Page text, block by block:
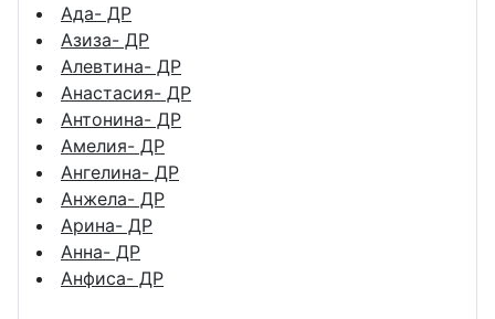
Ада- ДР
Азиза- ДР
Алевтина- ДР
Анастасия- ДР
Антонина- ДР
Амелия- ДР
Ангелина- ДР
Анжела- ДР
Арина- ДР
Анна- ДР
Анфиса- ДР